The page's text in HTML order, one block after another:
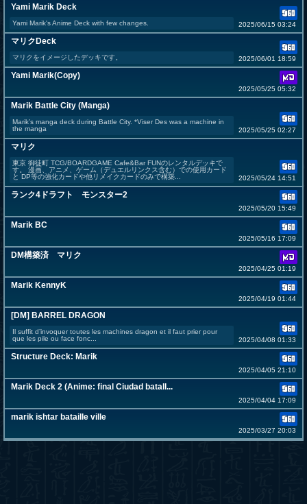
Yami Marik Deck
Yami Marik's Anime Deck with few changes. 2025/06/15 03:24
マリクDeck
マリクをイメージしたデッキです。 2025/06/01 18:59
Yami Marik(Copy)
2025/05/25 05:32
Marik Battle City (Manga)
Marik’s manga deck during Battle City. *Viser Des was a machine in
the manga
2025/05/25 02:27
マリク
東京 御徒町 TCG/BOARDGAME Cafe&Bar FUNのレンタルデッキで
す。 漫画、アニメ、ゲーム（デュエルリンクス含む）での使用カード
と DP等の強化カードや他リメイクカードのみで構築...
2025/05/24 14:51
ランク4ドラフト モンスター2
2025/05/20 15:49
Marik BC
2025/05/16 17:09
DM構築済 マリク
2025/04/25 01:19
Marik KennyK
2025/04/19 01:44
[DM] BARREL DRAGON
Il suffit d’invoquer toutes les machines dragon et il faut prier pour
que les pile ou face fonc...
2025/04/08 01:33
Structure Deck: Marik
2025/04/05 21:10
Marik Deck 2 (Anime: final Ciudad batall...
2025/04/04 17:09
marik ishtar bataille ville
2025/03/27 20:03